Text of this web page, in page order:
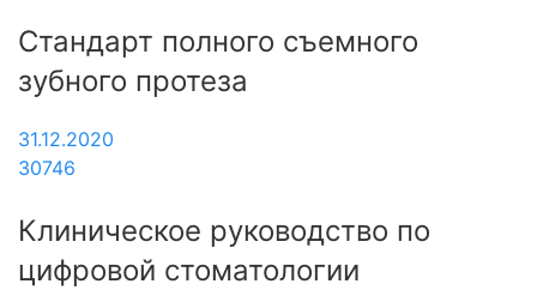
Стандарт полного съемного
зубного протеза
31.12.2020
30746
Клиническое руководство по
цифровой стоматологии